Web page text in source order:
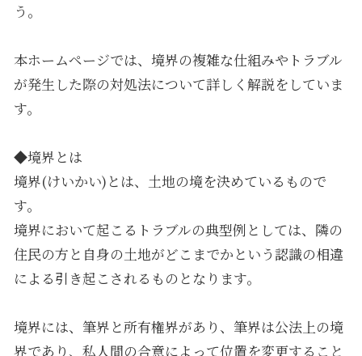
う。
本ホームページでは、境界の複雑な仕組みやトラブル
が発生した際の対処法について詳しく解説をしていま
す。
◆境界とは
境界(けいかい)とは、土地の境を決めているもので
す。
境界において起こるトラブルの典型例としては、隣の
住民の方と自身の土地がどこまでかという認識の相違
による引き起こされるものとなります。
境界には、筆界と所有権界があり、筆界は公法上の境
界であり、私人間の合意によって位置を変更すること